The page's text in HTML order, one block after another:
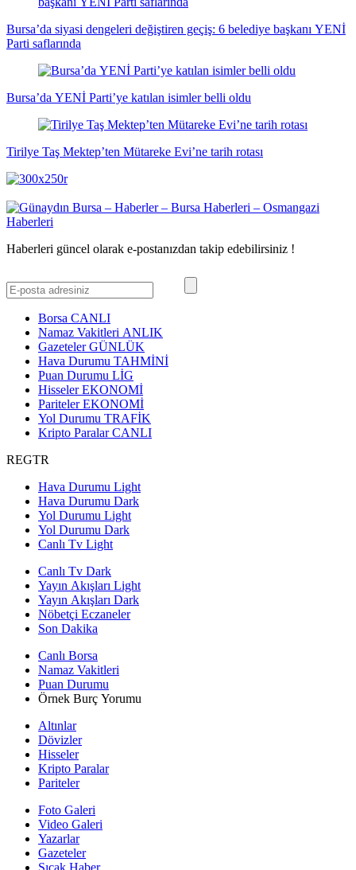
Bursa’da siyasi dengeleri değiştiren geçiş: 6 belediye başkanı YENİ
Parti saflarında
Bursa’da YENİ Parti’ye katılan isimler belli oldu
Tirilye Taş Mektep’ten Mütareke Evi’ne tarih rotası
Haberleri güncel olarak e-postanızdan takip edebilirsiniz !
Borsa CANLI
Namaz Vakitleri ANLIK
GazetelerGÜNLÜK
Hava Durumu TAHMİNİ
Puan Durumu LİG
HisselerEKONOMİ
ParitelerEKONOMİ
Yol Durumu TRAFİK
Kripto ParalarCANLI
REGTR
Hava Durumu Light
Hava Durumu Dark
Yol Durumu Light
Yol Durumu Dark
Canlı Tv Light
Canlı Tv Dark
Yayın Akışları Light
Yayın Akışları Dark
Nöbetçi Eczaneler
Son Dakika
Canlı Borsa
Namaz Vakitleri
Puan Durumu
Örnek Burç Yorumu
Altınlar
Dövizler
Hisseler
Kripto Paralar
Pariteler
Foto Galeri
Video Galeri
Yazarlar
Gazeteler
Sıcak Haber